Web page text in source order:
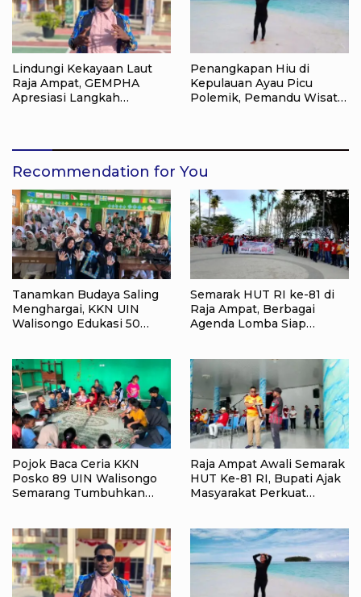
Lindungi Kekayaan Laut
Raja Ampat, GEMPHA
Apresiasi Langkah
Penangkapan Hiu di
Kepulauan Ayau Picu
Polemik, Pemandu Wisata:
Recommendation for You
Tanamkan Budaya Saling
Menghargai, KKN UIN
Walisongo Edukasi 50
Semarak HUT RI ke-81 di
Raja Ampat, Berbagai
Agenda Lomba Siap
Pojok Baca Ceria KKN
Posko 89 UIN Walisongo
Semarang Tumbuhkan
Raja Ampat Awali Semarak
HUT Ke-81 RI, Bupati Ajak
Masyarakat Perkuat